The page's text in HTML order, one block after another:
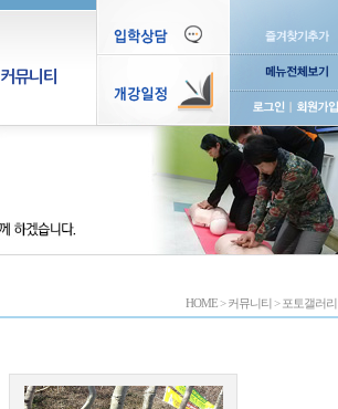
커뮤니티
HOME >커뮤니티 >포토갤러리